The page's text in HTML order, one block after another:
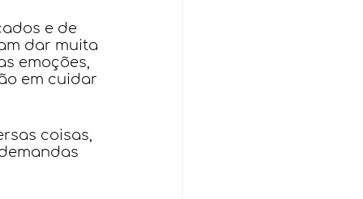
e de
dar muita
emoções,
em cuidar
coisas,